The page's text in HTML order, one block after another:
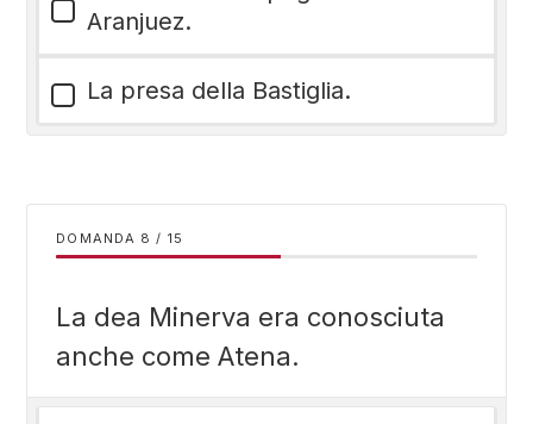
Aranjuez.
La presa della Bastiglia.
DOMANDA / 15
La dea Minerva era conosciuta
anche come Atena.